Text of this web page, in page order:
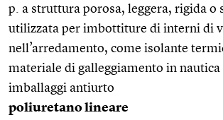
p. a struttura porosa, leggera, rigida o
utilizzata per imbottiture di interni di
nell’arredamento, come isolante
materiale di galleggiamento in nautica
imballaggi antiurto
poliuretano lineare